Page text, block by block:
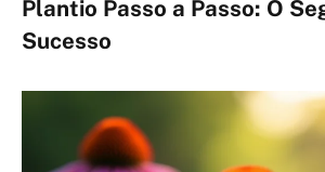
Plantio Passo a Passo: O
Sucesso